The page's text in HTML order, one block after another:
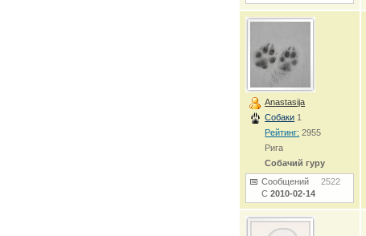
Anastasija
Собаки 1
Рейтинг: 2955
Рига
Собачий гуру
Сообщений2522
С2010-02-14